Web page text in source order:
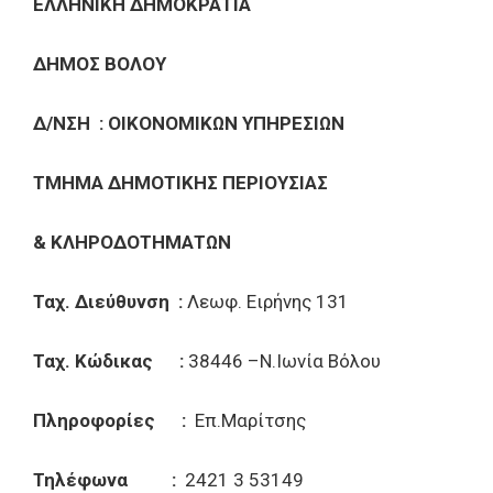
ΕΛΛΗΝΙΚΗ ΔΗΜΟΚΡΑΤΙΑ
ΔΗΜΟΣ ΒΟΛΟΥ
Δ/ΝΣΗ : ΟΙΚΟΝΟΜΙΚΩΝ ΥΠΗΡΕΣΙΩΝ
ΤΜΗΜΑ ΔΗΜΟΤΙΚΗΣ ΠΕΡΙΟΥΣΙΑΣ
& ΚΛΗΡΟΔΟΤΗΜΑΤΩΝ
Ταχ. Διεύθυνση : Λεωφ. Ειρήνης 131
Ταχ. Κώδικας : 38446 –Ν.Ιωνία Βόλου
Πληροφορίες : Επ.Μαρίτσης
Τηλέφωνα : 2421 3 53149